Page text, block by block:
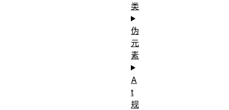
类
伪
元
素
A
t
规